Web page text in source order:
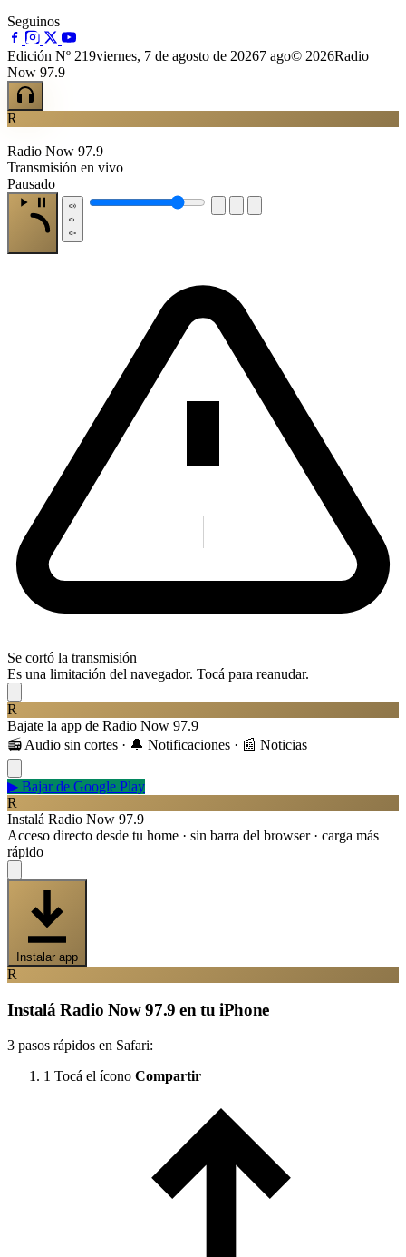
Seguinos
Edición Nº 219viernes, 7 de agosto de 20267 ago© 2026Radio
Now 97.9
R
Radio Now 97.9
Transmisión en vivo
Pausado
Se cortó la transmisión
Es una limitación del navegador. Tocá para reanudar.
R
Bajate la app de Radio Now 97.9
📻 Audio sin cortes · 🔔 Notificaciones · 📰 Noticias
▶ Bajar de Google Play
R
Instalá Radio Now 97.9
Acceso directo desde tu home · sin barra del browser · carga más
rápido
Instalar app
R
Instalá Radio Now 97.9 en tu iPhone
3 pasos rápidos en Safari:
1 Tocá el ícono Compartir